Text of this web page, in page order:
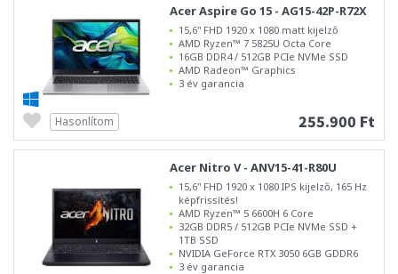
Acer Aspire Go 15 - AG15-42P-R72X
15,6" FHD 1920 x 1080 matt kijelző
AMD Ryzen™ 7 5825U Octa Core
16GB DDR4 / 512GB PCIe NVMe SSD
AMD Radeon™ Graphics
3 év garancia
255.900 Ft
Hasonlítom
Acer Nitro V - ANV15-41-R80U
15,6" FHD 1920 x 1080 IPS kijelző, 165 Hz
képfrissítés!
AMD Ryzen™ 5 6600H 6 Core
32GB DDR5 / 512GB PCIe NVMe SSD +
1TB SSD
NVIDIA GeForce RTX 3050 6GB GDDR6
3 év garancia